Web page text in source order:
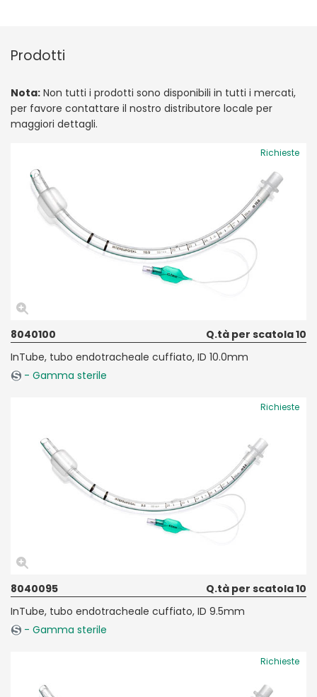
Prodotti
Nota: Non tutti i prodotti sono disponibili in tutti i mercati,
per favore contattare il nostro distributore locale per
maggiori dettagli.
Richieste
8040100
Q.tà per scatola 10
InTube, tubo endotracheale cuffiato, ID 10.0mm
- Gamma sterile
Richieste
8040095
Q.tà per scatola 10
InTube, tubo endotracheale cuffiato, ID 9.5mm
- Gamma sterile
Richieste